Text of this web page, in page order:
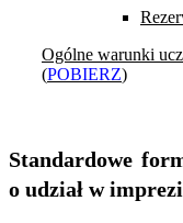
Ogólne warunki
(POBIERZ)
Standardowe
o udział w